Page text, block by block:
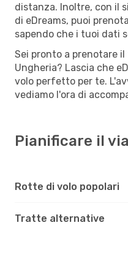
distanza. Inoltre, con il
di eDreams, puoi
sapendo che i tuoi dati
Sei pronto a prenotare il
Ungheria? Lascia che
volo perfetto per te.
vediamo l'ora di
Pianificare il
Rotte di volo popolari
Tratte alternative